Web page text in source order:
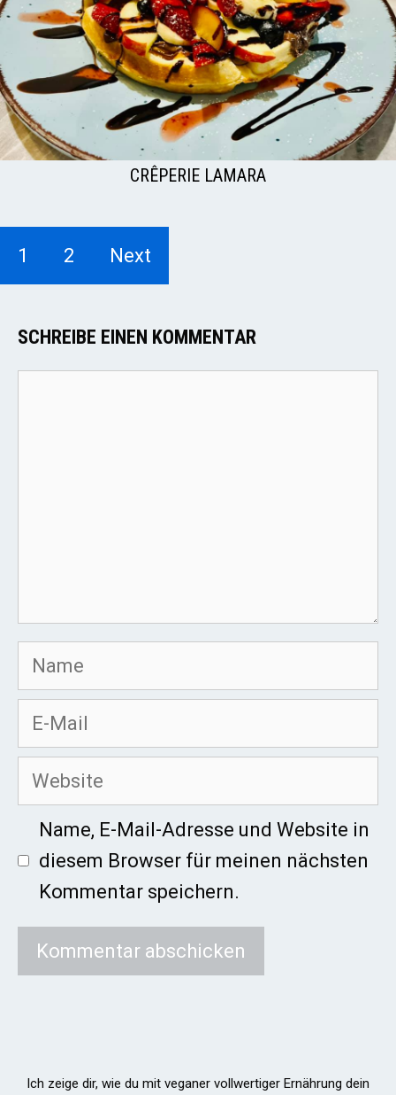
CRÊPERIE LAMARA
1 2 Next
SCHREIBE EINEN KOMMENTAR
Name
E-
Mail
Website
Name, E-Mail-Adresse und Website in
diesem Browser für meinen nächsten
Kommentar speichern.
Ich zeige dir, wie du mit veganer vollwertiger Ernährung dein